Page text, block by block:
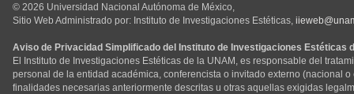
© 2026 Universidad Nacional Autónoma de México,
Sitio Web Administrado por: Instituto de Investigaciones Estéticas,
Aviso de Privacidad Simplificado del Instituto de Investigaciones Estéticas
El Instituto de Investigaciones Estéticas de la UNAM, es responsable del
personal de la entidad académica, conferencista o invitado externo (nacional
finalidades necesarias anteriormente descritas u otras aquellas exigidas